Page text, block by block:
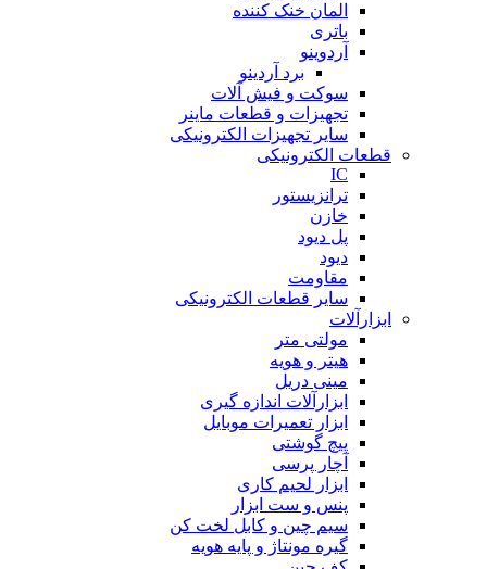
المان خنک کننده
باتری
آردوینو
برد آردینو
سوکت و فیش آلات
تجهیزات و قطعات ماینر
سایر تجهیزات الکترونیکی
قطعات الکترونیکی
IC
ترانزیستور
خازن
پل دیود
دیود
مقاومت
سایر قطعات الکترونیکی
ابزارآلات
مولتی متر
هیتر و هویه
مینی دریل
ابزارآلات اندازه گیری
ابزار تعمیرات موبایل
پیچ گوشتی
آچار پرسی
ابزار لحیم کاری
پنس و ست ابزار
سیم چین و کابل لخت کن
گیره مونتاژ و پایه هویه